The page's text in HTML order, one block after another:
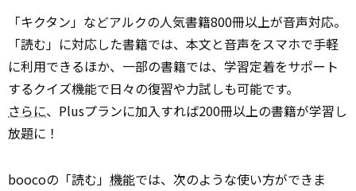
「キクタン」などアルクの人気書籍800冊以上が音声対応。
「読む」に対応した書籍では、本文と音声をスマホで手軽
に利用できるほか、一部の書籍では、学習定着をサポート
するクイズ機能で日々の復習や力試しも可能です。
さらに、Plusプランに加入すれば200冊以上の書籍が学習し
放題に！
boocoの「読む」 機能では、次のような使い方ができま